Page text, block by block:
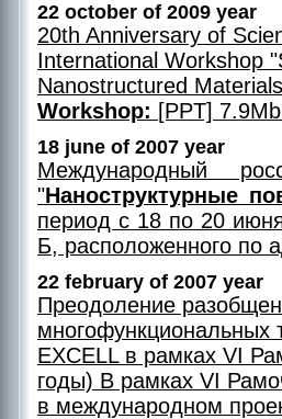
22 october of 2009 year
20th Anniversary of
International Workshop
Nanostructured
Workshop: [PPT]
18 june of 2007 year
Международный
"Наноструктурные
период с 18 по 20
Б, расположенного по
22 february of 2007 year
Преодоление
многофункциональных
EXCELL в рамках VI
годы) В рамках VI
в международном